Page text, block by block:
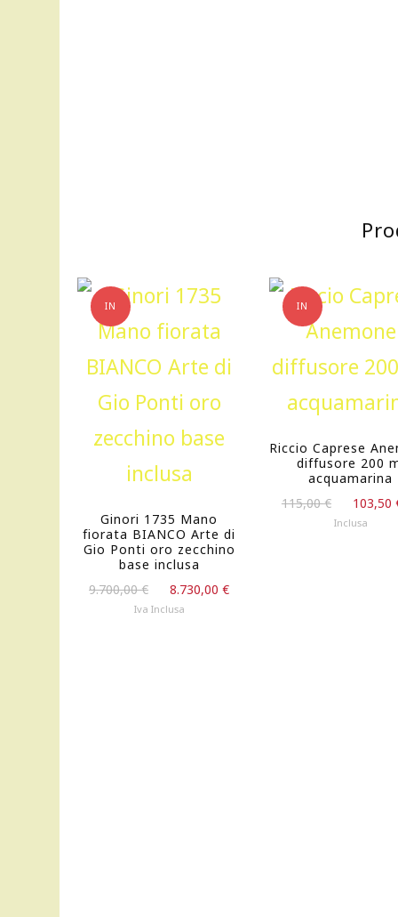
IN
OFFERTA!
Ginori 1735 Mano
fiorata BIANCO Arte di
Gio Ponti oro zecchino
base inclusa
9.700,00€
prezzo
8.730,00€
Iva Inclusa
IN
OFFERTA!
Riccio Caprese
diffusore 200
acquamarina
115,00€
prezzo
103,50
Inclusa